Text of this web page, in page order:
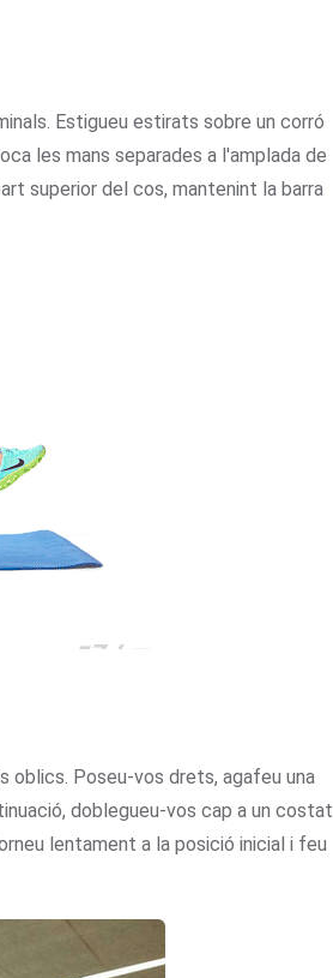
Estigueu estirats sobre un corró
les mans separades a l'amplada de
superior del cos, mantenint la barra
oblics. Poseu-vos drets, agafeu una
doblegueu-vos cap a un costat
lentament a la posició inicial i feu